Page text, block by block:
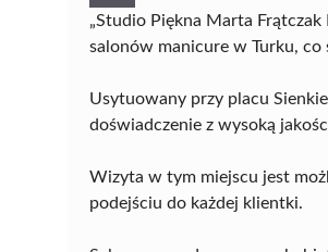
„Studio Piękna Marta
salonów manicure w Turku,
Usytuowany przy placu
doświadczenie z wysoką
Wizyta w tym miejscu jest
podejściu do każdej klientki.